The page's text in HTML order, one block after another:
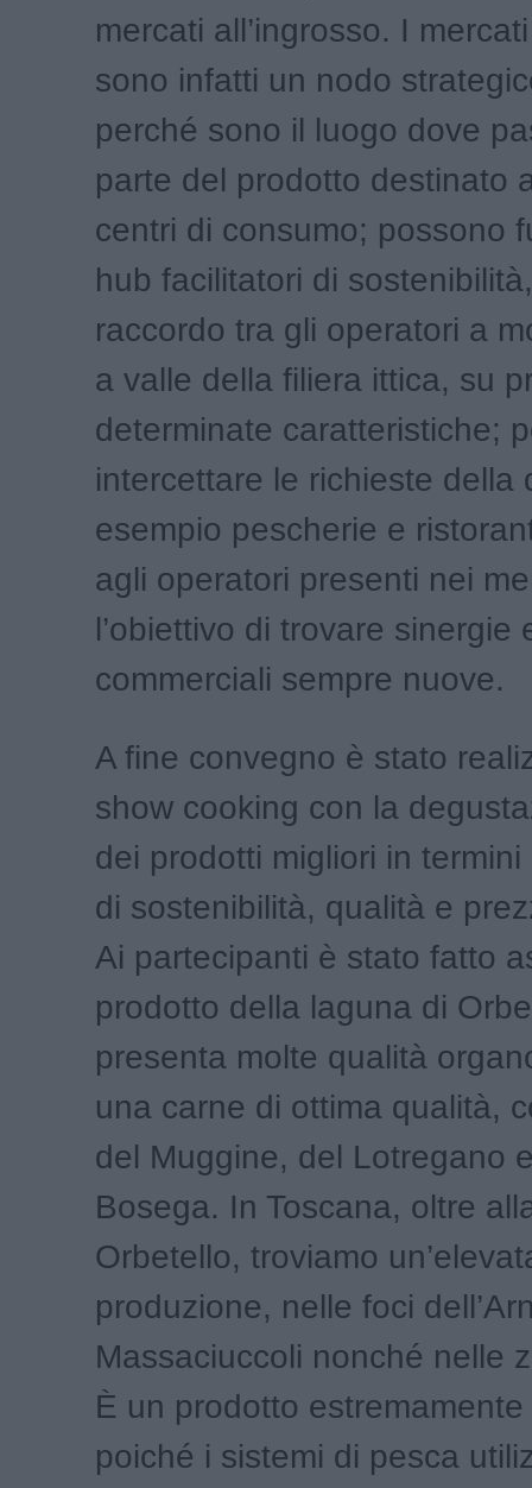
mercati all’ingrosso. I
sono infatti un nodo
perché sono il luogo dove
parte del prodotto destinato
centri di consumo; possono
hub facilitatori di
raccordo tra gli operatori a
a valle della filiera ittica, su
determinate caratteristiche;
intercettare le richieste della
esempio pescherie e
agli operatori presenti nei
l’obiettivo di trovare sinergie
commerciali sempre nuove.
A fine convegno è stato
show cooking con la
dei prodotti migliori in
di sostenibilità, qualità e
Ai partecipanti è stato fatto
prodotto della laguna di
presenta molte qualità
una carne di ottima qualità,
del Muggine, del Lotregano
Bosega. In Toscana, oltre
Orbetello, troviamo
produzione, nelle foci
Massaciuccoli nonché nelle
È un prodotto
poiché i sistemi di pesca